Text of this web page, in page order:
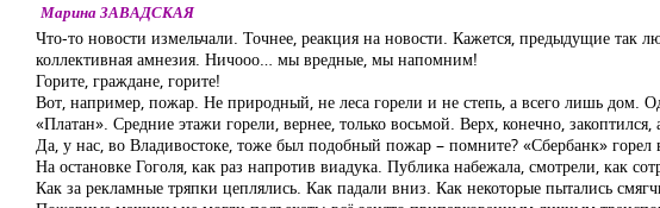
Марина ЗАВАДСКАЯ
Что-то новости измельчали. Точнее, реакция на новости. Кажется, предыдущие
коллективная амнезия. Ничооо… мы вредные, мы напомним!
Горите, граждане, горите!
Вот, например, пожар. Не природный, не леса горели и не степь, а всего лишь
«Платан». Средние этажи горели, вернее, только восьмой. Верх, конечно,
Да, у нас, во Владивостоке, тоже был подобный пожар – помните? «Сбербанк»
На остановке Гоголя, как раз напротив виадука. Публика набежала, смотрели, как
Как за рекламные тряпки цеплялись. Как падали вниз. Как некоторые пытались